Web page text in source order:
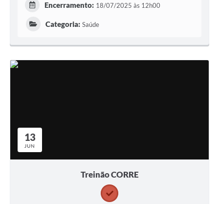
Encerramento: 18/07/2025 às 12h00
Categoria: Saúde
13
JUN
Treinão CORRE